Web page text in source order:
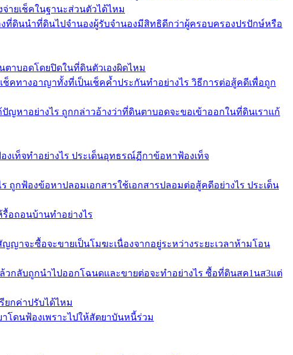
ายเช็คในฐานะส่วนตัวได้ไหม
ที่ดินนำที่ดินไปจำนองผู้รับจำนองมีสิทธิดีกว่าผู้ครอบครองปรปักษ์หรือ
าบอดโดยปิดในที่ดินตัวเองผิดไหม
คทางอาญาทั้งที่เป็นเช็คค้ำประกันทำอย่างไร วิธีการต่อสู้คดีเพื่อถูก
ญหาอย่างไร ถูกกล่าวอ้างว่าที่ดินตาบอดจะขอเข้าออกในที่ดินเราแก้
เท็จทำอย่างไร ประเด็นอุทธรณ์ฏีกาข้อหาฟ้องเท็จ
ถูกฟ้องข้อหาปลอมเอกสารใช้เอกสารปลอมต่อสู้คดีอย่างไร ประเด็น
อถอนบ้านทำอย่างไร
าจะซื้อจะขายเป็นโมฆะเนื่องจากอยู่ระหว่างระยะเวลาห้ามโอน
กลับถูกนำไปออกโฉนดและขายต่อจะทำอย่างไร ซื้อที่ดินสค1นส3แต่
ยกค่าปรับได้ไหม
ดนฟ้องเพราะไปให้สัตยาบันหนี้ร่วม